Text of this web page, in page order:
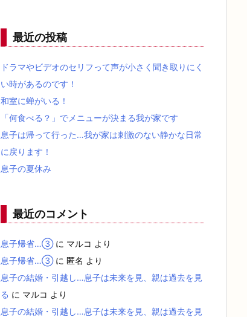
最近の投稿
ドラマやビデオのセリフって声が小さく聞き取りにく
い時があるのです！
和室に蝉がいる！
「何食べる？」でメニューが決まる我が家です
息子は帰って行った…我が家は刺激のない静かな日常
に戻ります！
息子の夏休み
最近のコメント
息子帰省…③に マルコ より
息子帰省…③に 匿名 より
息子の結婚・引越し…息子は未来を見、親は過去を見
る に マルコ より
息子の結婚・引越し…息子は未来を見、親は過去を見